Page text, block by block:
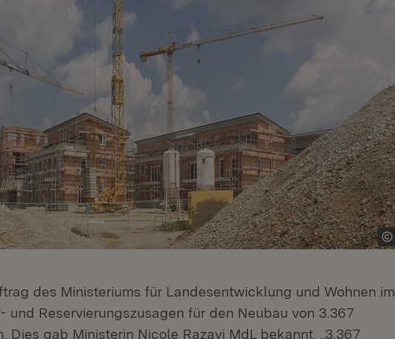
des Ministeriums für Landesentwicklung und Wohnen im
und Reservierungszusagen für den Neubau von 3.367
Dies gab Ministerin Nicole Razavi MdL bekannt. „3.367